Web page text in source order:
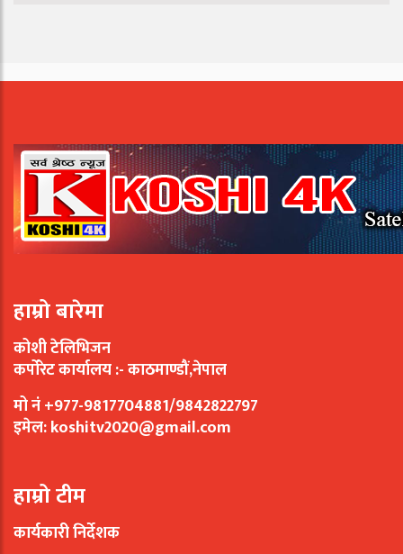
हाम्रो बारेमा
कोशी टेलिभिजन
कर्पोरेट कार्यालय :- काठमाण्डौं,नेपाल
मो नं +977-9817704881/9842822797
इमेल:koshitv2020@gmail.com
हाम्रो टीम
कार्यकारी निर्देशक